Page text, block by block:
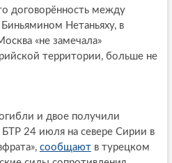
договорённость между
Нетаньяху, в
«не замечала»
территории, больше не
и двое получили
БТР 24 июля на севере Сирии в
сообщаютв турецком